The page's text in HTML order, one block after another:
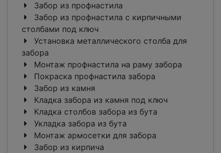
Забор из профнастила
Забор из профнастила с кирпичными
столбами под ключ
Установка металлического столба для
забора
Монтаж профнастила на раму забора
Покраска профнастила забора
Забор из камня
Кладка забора из камня под ключ
Кладка столбов забора из бута
Укладка забора из бута
Монтаж армосетки для забора
Забор из кирпича